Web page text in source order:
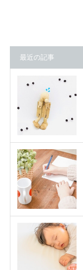
最近の記事